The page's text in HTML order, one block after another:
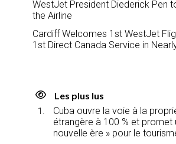
WestJet President Diederick Pen
the Airline
Cardiff Welcomes 1st WestJet
1st Direct Canada Service in
Les plus lus
Cuba ouvre la voie à la
étrangère à 100 % et promet
nouvelle ère » pour le